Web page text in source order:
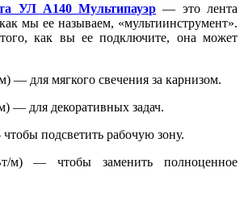
УЛ А140 Мультипауэр — это лента
мы ее называем, «мультиинструмент».
как вы ее подключите, она может
— для мягкого свечения за карнизом.
— для декоративных задач.
подсветить рабочую зону.
— чтобы заменить полноценное